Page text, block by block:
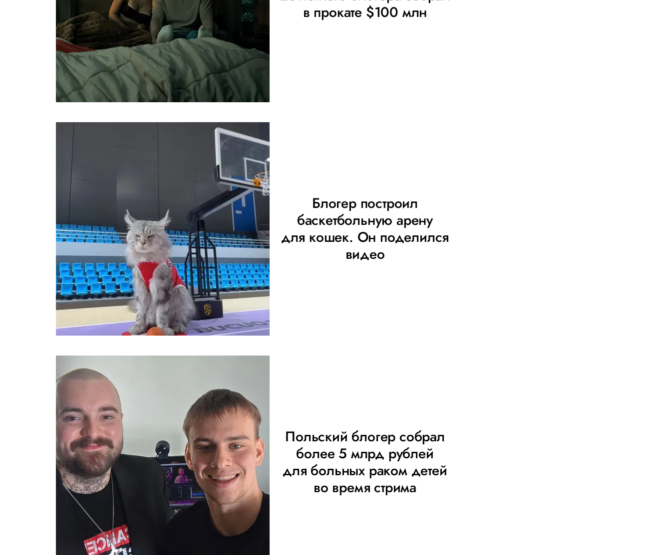
в прокате $100 млн
Блогер построил
баскетбольную арену
для кошек. Он поделился
видео
Польский блогер собрал
более 5 млрд рублей
для больных раком детей
во время стрима